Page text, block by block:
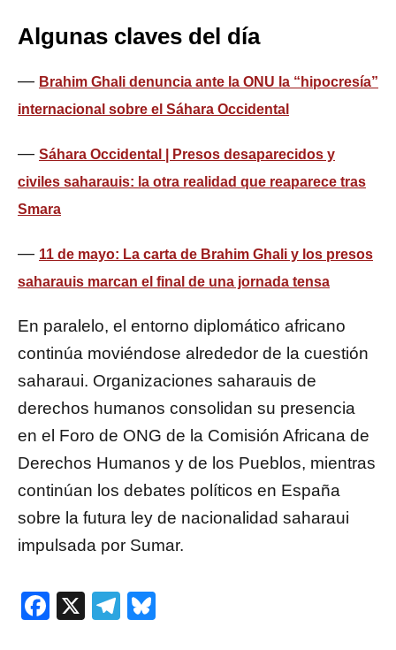
Algunas claves del día
— Brahim Ghali denuncia ante la ONU la “hipocresía”
internacional sobre el Sáhara Occidental
— Sáhara Occidental | Presos desaparecidos y
civiles saharauis: la otra realidad que reaparece tras
Smara
— 11 de mayo: La carta de Brahim Ghali y los presos
saharauis marcan el final de una jornada tensa
En paralelo, el entorno diplomático africano
continúa moviéndose alrededor de la cuestión
saharaui. Organizaciones saharauis de
derechos humanos consolidan su presencia
en el Foro de ONG de la Comisión Africana de
Derechos Humanos y de los Pueblos, mientras
continúan los debates políticos en España
sobre la futura ley de nacionalidad saharaui
impulsada por Sumar.
Facebook
X Telegram